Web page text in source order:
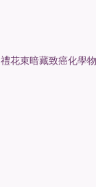
花束暗藏致癌化學